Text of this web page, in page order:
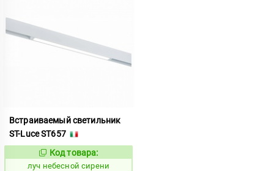
Встраиваемый светильник
ST-Luce ST657
Код:
898589
Код товара:
луч небесной сирени